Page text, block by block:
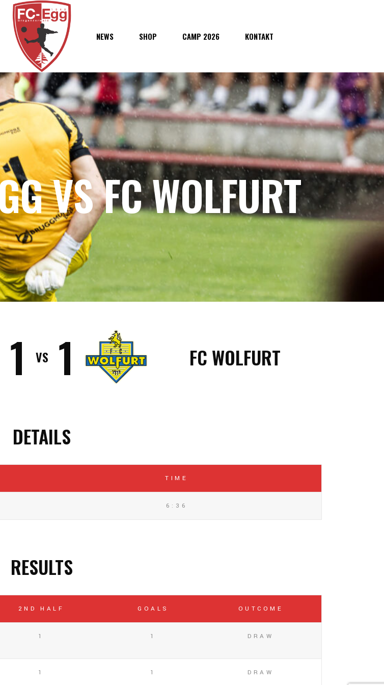
NEWS SHOP CAMP 2026 KONTAKT
VS FC WOLFURT
1 VS 1 FC WOLFURT
DETAILS
TIME
6:36
RESULTS
2ND HALF GOALS OUTCOME
1 1 DRAW
1 1 DRAW